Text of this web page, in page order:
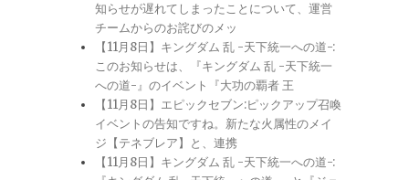
知らせが遅れてしまったことについて、運営
チームからのお詫びのメッ
【11月8日】キングダム 乱 -天下統一への道-:
このお知らせは、『キングダム 乱 -天下統一
への道-』のイベント『大功の覇者 王
【11月8日】エピックセブン:ピックアップ召喚
イベントの告知ですね。新たな火属性のメイ
ジ【テネブレア】と、連携
【11月8日】キングダム 乱 -天下統一への道-: